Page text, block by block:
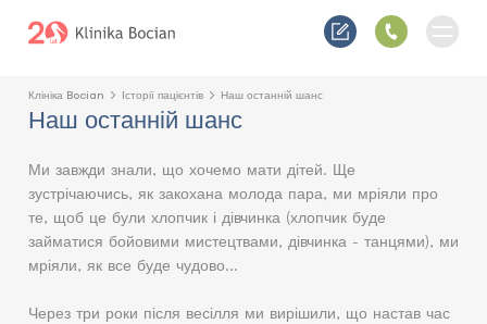
Клініка Bocian Історії пацієнтів Наш останній шанс
Наш останній шанс
Ми завжди знали, що хочемо мати дітей. Ще
зустрічаючись, як закохана молода пара, ми мріяли про
те, щоб це були хлопчик і дівчинка (хлопчик буде
займатися бойовими мистецтвами, дівчинка - танцями), ми
мріяли, як все буде чудово...
Через три роки після весілля ми вирішили, що настав час